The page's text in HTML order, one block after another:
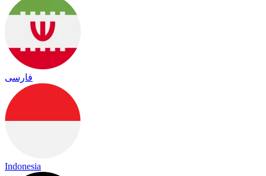
فارسی
Indonesia